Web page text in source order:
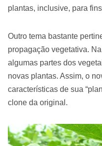
plantas, inclusive, para
Outro tema bastante
propagação vegetativa.
algumas partes dos
novas plantas. Assim, o
características de sua
clone da original.